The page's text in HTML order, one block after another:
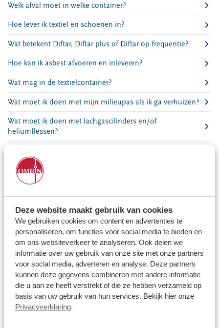
Deze website maakt gebruik van cookies
We gebruiken cookies om content en advertenties te
personaliseren, om functies voor social media te bieden en
om ons websiteverkeer te analyseren. Ook delen we
informatie over uw gebruik van onze site met onze partners
voor social media, adverteren en analyse. Deze partners
kunnen deze gegevens combineren met andere informatie
die u aan ze heeft verstrekt of die ze hebben verzameld op
basis van uw gebruik van hun services. Bekijk hier onze
Privacyverklaring.
Pers
Locaties
Werken bij
Voor gemeenten
Voor leveranciers en bezoekers
Welk afval moet in welke container?
Hoe lever ik textiel en schoenen in?
Wat betekent Diftar, Diftar plus of Diftar op frequentie?
Hoe kan ik asbest afvoeren en inleveren?
Wat mag in de textielcontainer?
Wat moet ik doen met mijn milieupas als ik ga verhuizen?
Wat moet ik doen met lachgascilinders en/of
heliumflessen?
Wat gebeurt er met textiel?
Wat gebeurt er met mijn restafval?
Wat doet Omrin voor biodiversiteit?
Hoe kan ik zien of mijn aanmelding voor het ophalen van
afval goed is ontvangen?
Hoe kom ik aan een zwerfafvalcontainer?
Waar kan ik mijn kerstboom inleveren?